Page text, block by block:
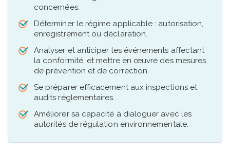
concernées.
Déterminer le régime applicable : autorisation,
enregistrement ou déclaration.
Analyser et anticiper les événements affectant
la conformité, et mettre en œuvre des mesures
de prévention et de correction.
Se préparer efficacement aux inspections et
audits réglementaires.
Améliorer sa capacité à dialoguer avec les
autorités de régulation environnementale.